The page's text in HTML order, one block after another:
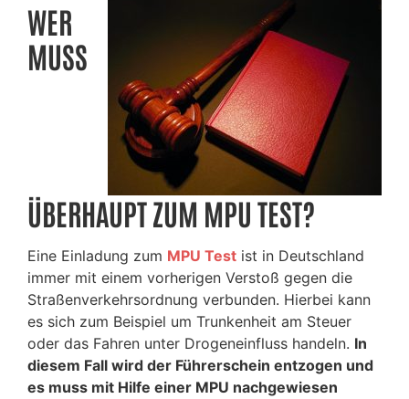
WER
MUSS
ÜBERHAUPT ZUM MPU TEST?
Eine Einladung zum MPU Test ist in Deutschland
immer mit einem vorherigen Verstoß gegen die
Straßenverkehrsordnung verbunden. Hierbei kann
es sich zum Beispiel um Trunkenheit am Steuer
oder das Fahren unter Drogeneinfluss handeln. In
diesem Fall wird der Führerschein entzogen und
es muss mit Hilfe einer MPU nachgewiesen